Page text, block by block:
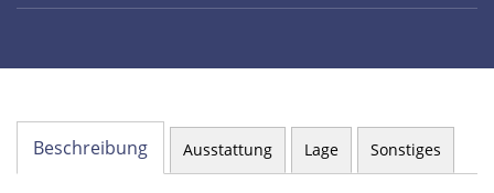
Beschreibung Ausstattung Lage Sonstiges